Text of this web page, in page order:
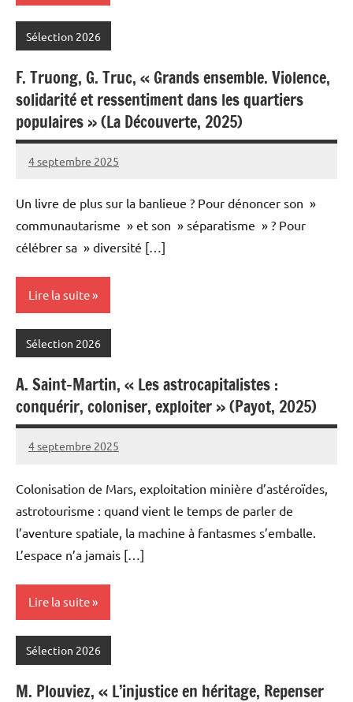
Sélection 2026
F. Truong, G. Truc, « Grands ensemble. Violence,
solidarité et ressentiment dans les quartiers
populaires » (La Découverte, 2025)
4 septembre 2025
Fabien
4
Un livre de plus sur la banlieue ? Pour dénoncer son »
communautarisme » et son » séparatisme » ? Pour
célébrer sa » diversité […]
Lire la suite
Sélection 2026
A. Saint-Martin, « Les astrocapitalistes :
conquérir, coloniser, exploiter » (Payot, 2025)
4 septembre 2025
Fabien
8
Colonisation de Mars, exploitation minière d’astéroïdes,
astrotourisme : quand vient le temps de parler de
l’aventure spatiale, la machine à fantasmes s’emballe.
L’espace n’a jamais […]
Lire la suite
Sélection 2026
M. Plouviez, « L’injustice en héritage, Repenser